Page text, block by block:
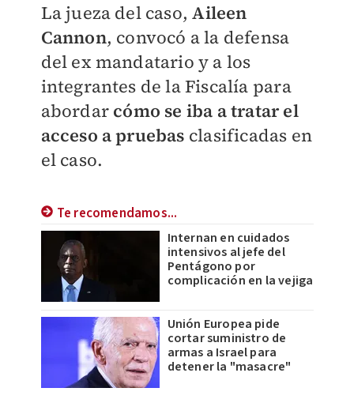
La jueza del caso,Aileen
Cannon, convocó a la defensa
del ex mandatario y a los
integrantes de la Fiscalía para
abordar cómo se iba a tratar el
acceso a pruebas clasificadas en
el caso.
Te recomendamos...
Internan en cuidados
intensivos al jefe del
Pentágono por
complicación en la vejiga
Unión Europea pide
cortar suministro de
armas a Israel para
detener la "masacre"